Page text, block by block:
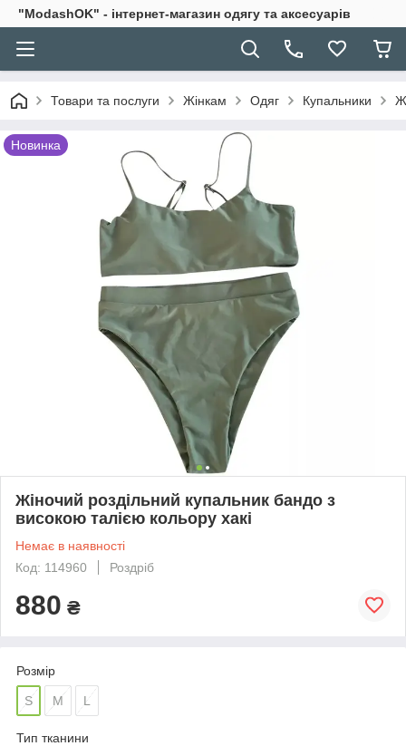
"ModashOK" - інтернет-магазин одягу та аксесуарів
Товари та послуги Жінкам Одяг Купальники
Новинка
Жіночий роздільний купальник бандо з
високою талією кольору хакі
Немає в наявності
Код: 114960
Роздріб
880 ₴
Розмір
S M L
Тип тканини